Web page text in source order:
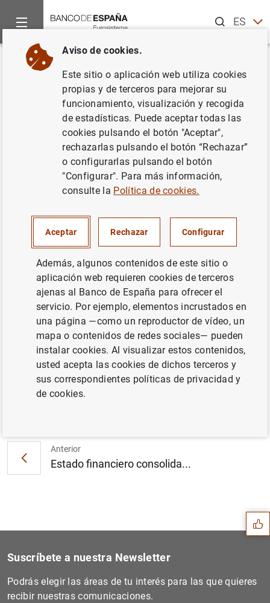
ESEN
Inicio Noticias y eventos
Volver
Estadísticas de los tipos de
interés aplicados por las
entidades de crédito de la zona
del euro: Junio de 2016
SITUACIÓN ECONÓMICA
Estadísticas de los tipos de interés
aplicados por las entidades de crédito de la
zona del euro: Junio de 2016 (279KB)
Anterior
Estado financiero consolida...
Sugerencias
Suscríbete a nuestra Newsletter
Podrás elegir las áreas de tu interés para las que quieres
recibir nuestras comunicaciones.
Aviso de cookies.
Este sitio o aplicación web utiliza cookies
propias y de terceros para mejorar su
funcionamiento, visualización y recogida
de estadísticas. Puede aceptar todas las
cookies pulsando el botón "Aceptar",
rechazarlas pulsando el botón “Rechazar”
o configurarlas pulsando el botón
"Configurar". Para más información,
consulte la Política de cookies.
Aceptar Rechazar Configurar
Además, algunos contenidos de este sitio o
aplicación web requieren cookies de terceros
ajenas al Banco de España para ofrecer el
servicio. Por ejemplo, elementos incrustados en
una página —como un reproductor de vídeo, un
mapa o contenidos de redes sociales— pueden
instalar cookies. Al visualizar estos contenidos,
usted acepta las cookies de dichos terceros y
sus correspondientes políticas de privacidad y
de cookies.